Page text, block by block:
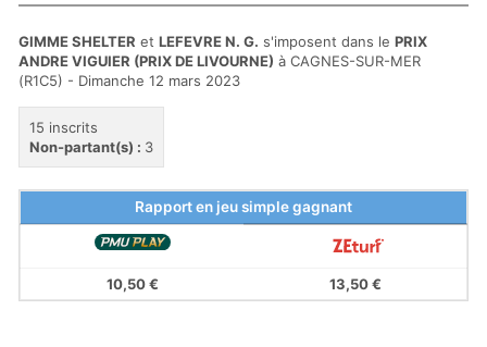
GIMME SHELTER et LEFEVRE N. G. s'imposent dans le PRIX
ANDRE VIGUIER (PRIX DE LIVOURNE) à CAGNES-SUR-MER
(R1C5) - Dimanche 12 mars 2023
15 inscrits
Non-partant(s) : 3
Rapport en jeu simple gagnant
10,50 € 13,50 €